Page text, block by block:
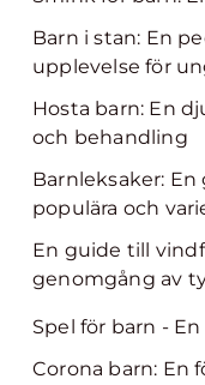
Barn i stan: En
upplevelse för
Hosta barn: En
och behandling
Barnleksaker:
populära och
En guide till
genomgång av
Spel för barn -
Corona barn: En